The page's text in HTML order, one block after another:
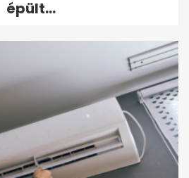
épült...